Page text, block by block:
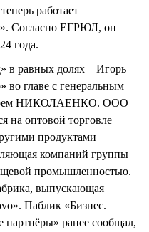
работает
Согласно ЕГРЮЛ, он
года.
в равных долях – Игорь
главе с генеральным
НИКОЛАЕНКО. ООО
на оптовой торговле
продуктами
компаний группы
промышленностью.
выпускающая
Паблик «Бизнес.
ранее сообщал,